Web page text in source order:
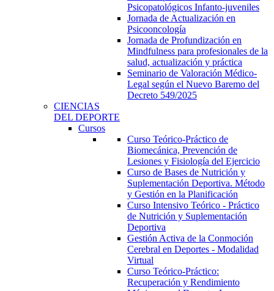
Psicopatológicos Infanto-juveniles
Jornada de Actualización en
Psicooncología
Jornada de Profundización en
Mindfulness para profesionales de la
salud, actualización y práctica
Seminario de Valoración Médico-
Legal según el Nuevo Baremo del
Decreto 549/2025
CIENCIAS
DEL DEPORTE
Cursos
Curso Teórico-Práctico de
Biomecánica, Prevención de
Lesiones y Fisiología del Ejercicio
Curso de Bases de Nutrición y
Suplementación Deportiva. Método
y Gestión en la Planificación
Curso Intensivo Teórico - Práctico
de Nutrición y Suplementación
Deportiva
Gestión Activa de la Conmoción
Cerebral en Deportes - Modalidad
Virtual
Curso Teórico-Práctico:
Recuperación y Rendimiento